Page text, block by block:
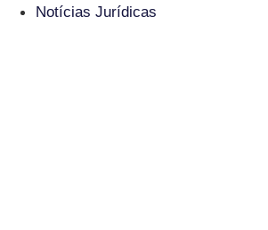
Notícias Jurídicas